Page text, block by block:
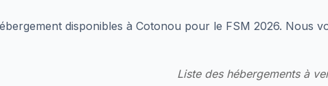
disponibles à Cotonou pour le FSM 2026. Nous
Liste des hébergements à